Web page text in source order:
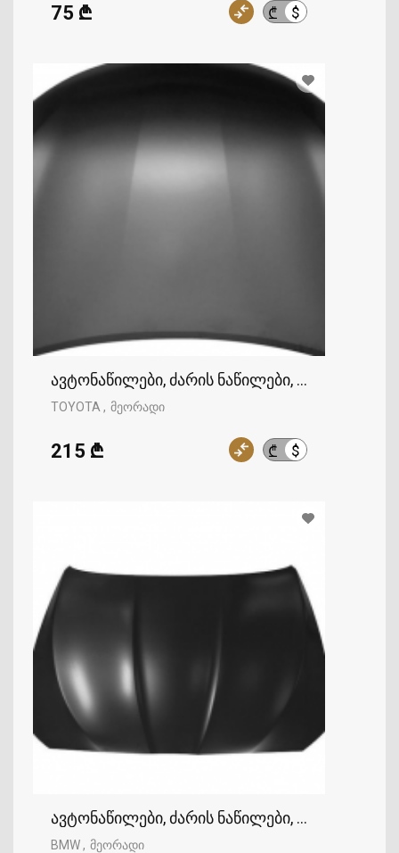
₾ $
75 ₾
ავტონაწილები, ძარის ნაწილები, კაპოტი,
TOYOTA მეორადი
₾ $
215 ₾
ავტონაწილები, ძარის ნაწილები, კაპოტი, BMW
BMW მეორადი